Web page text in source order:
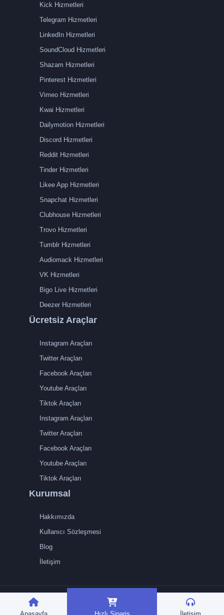
Kick Hizmetleri
Telegram Hizmetleri
LinkedIn Hizmetleri
SoundCloud Hizmetleri
Shazam Hizmetleri
Pinterest Hizmetleri
Vimeo Hizmetleri
Kwai Hizmetleri
Dailymotion Hizmetleri
Discord Hizmetleri
Reddit Hizmetleri
Tinder Hizmetleri
Likee App Hizmetleri
Snapchat Hizmetleri
Clubhouse Hizmetleri
Trovo Hizmetleri
Tumblr Hizmetleri
Audiomack Hizmetleri
VK Hizmetleri
Bigo Live Hizmetleri
Deezer Hizmetleri
Ücretsiz Araçlar
Instagram Araçları
Twitter Araçları
Facebook Araçları
Youtube Araçları
Tiktok Araçları
Instagram Araçları
Twitter Araçları
Facebook Araçları
Youtube Araçları
Tiktok Araçları
Kurumsal
Hakkımızda
Kullanıcı Sözleşmesi
Blog
İletişim
TRMedya 2026 © Tüm
hakları saklıdır.